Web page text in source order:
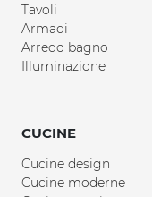
Tavoli
Armadi
Arredo bagno
Illuminazione
CUCINE
Cucine design
Cucine moderne